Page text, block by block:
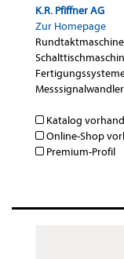
K.R. Pfiffner AG
Zur Homepage
Messsignalwandler
Katalog
Online-Shop
Premium-Profil